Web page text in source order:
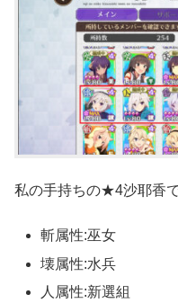
私の手持ちの★4沙耶香
斬属性:巫女
壊属性:水兵
人属性:新選組